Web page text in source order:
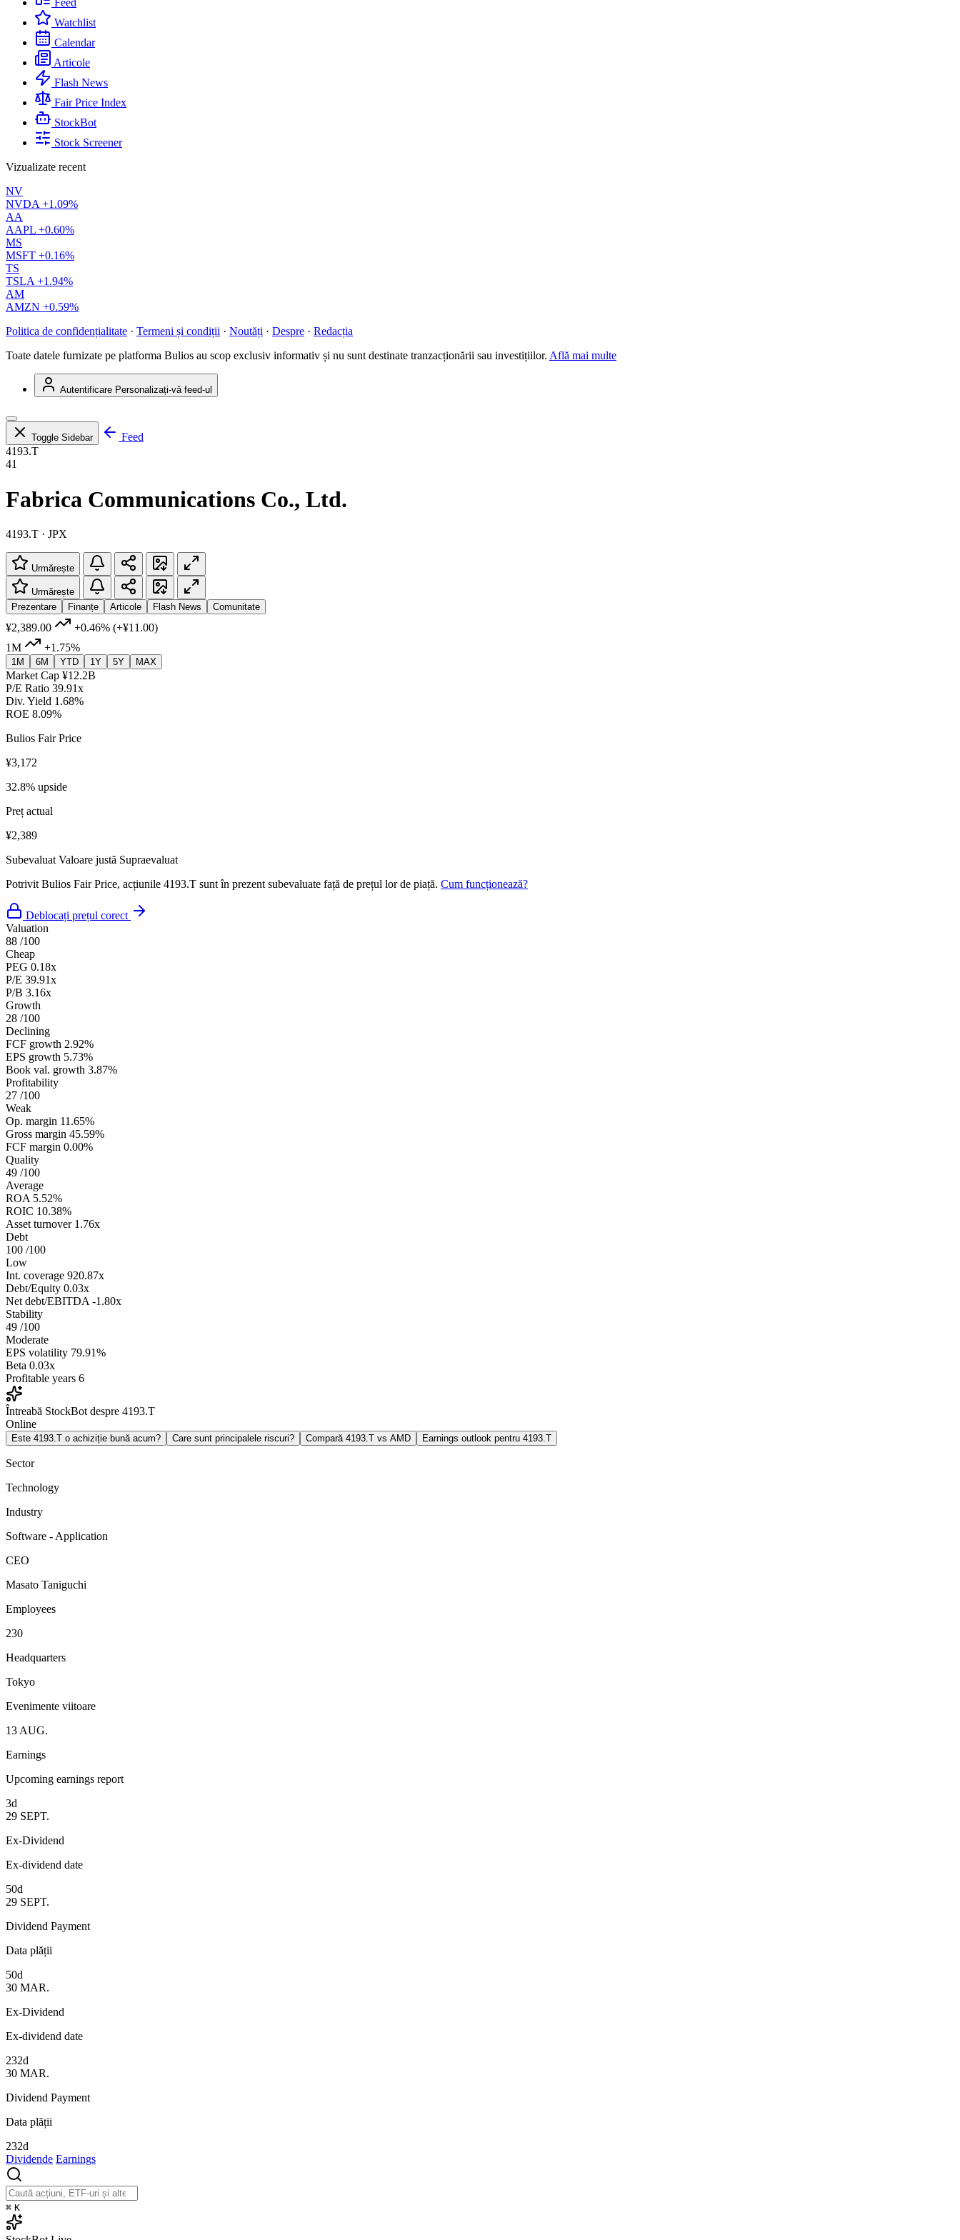
Feed
Watchlist
Calendar
Articole
Flash News
Fair Price Index
StockBot
Stock Screener
Vizualizate recent
NV
NVDA +1.09%
AA
AAPL +0.60%
MS
MSFT +0.16%
TS
TSLA +1.94%
AM
AMZN +0.59%
Politica de confidențialitate · Termeni și condiții · Noutăți · Despre · Redacția
Toate datele furnizate pe platforma Bulios au scop exclusiv informativ și nu sunt destinate tranzacționării sau investițiilor. Află mai multe
Autentificare Personalizați-vă feed-ul
Toggle Sidebar
Feed
4193.T
41
Fabrica Communications Co., Ltd.
4193.T · JPX
Urmărește
Urmărește
Prezentare
Finanțe Articole Flash News Comunitate
¥2,389.00 +0.46% (+¥11.00)
1M
+1.75%
1M 6M YTD 1Y 5Y MAX
Market Cap ¥12.2B
P/E Ratio 39.91x
Div. Yield 1.68%
ROE 8.09%
Bulios Fair Price
¥3,172
32.8% upside
Preț actual
¥2,389
Subevaluat Valoare justă Supraevaluat
Potrivit Bulios Fair Price, acțiunile 4193.T sunt în prezent subevaluate față de prețul lor de piață. Cum funcționează?
Deblocați prețul corect
Valuation
88 /100
Cheap
PEG 0.18x
P/E 39.91x
P/B 3.16x
Growth
28 /100
Declining
FCF growth 2.92%
EPS growth 5.73%
Book val. growth 3.87%
Profitability
27 /100
Weak
Op. margin 11.65%
Gross margin 45.59%
FCF margin 0.00%
Quality
49 /100
Average
ROA 5.52%
ROIC 10.38%
Asset turnover 1.76x
Debt
100 /100
Low
Int. coverage 920.87x
Debt/Equity 0.03x
Net debt/EBITDA -1.80x
Stability
49 /100
Moderate
EPS volatility 79.91%
Beta 0.03x
Profitable years 6
Întreabă StockBot despre 4193.T
Online
Este 4193.T o achiziție bună acum? Care sunt principalele riscuri? Compară 4193.T vs AMD Earnings outlook pentru 4193.T
Sector
Technology
Industry
Software - Application
CEO
Masato Taniguchi
Employees
230
Headquarters
Tokyo
Evenimente viitoare
13 AUG.
Earnings
Upcoming earnings report
3d
29 SEPT.
Ex-Dividend
Ex-dividend date
50d
29 SEPT.
Dividend Payment
Data plății
50d
30 MAR.
Ex-Dividend
Ex-dividend date
232d
30 MAR.
Dividend Payment
Data plății
232d
Dividende Earnings
⌘ K